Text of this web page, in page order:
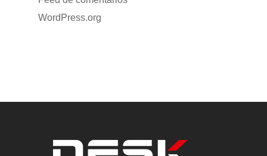
WordPress.org